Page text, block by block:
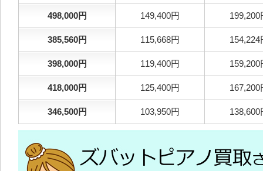
498,000円 149,400円 199,200
385,560円 115,668円 154,224
398,000円 119,400円 159,200
418,000円 125,400円 167,200
346,500円 103,950円 138,600